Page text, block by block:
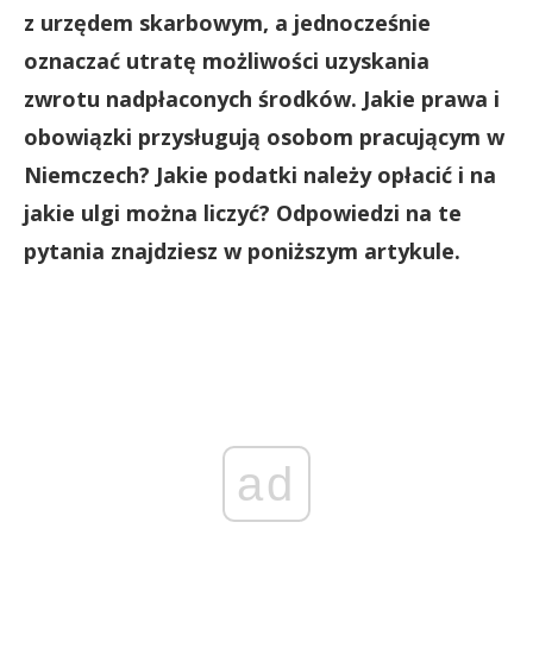
z urzędem skarbowym, a jednocześnie
oznaczać utratę możliwości uzyskania
zwrotu nadpłaconych środków. Jakie prawa i
obowiązki przysługują osobom pracującym w
Niemczech? Jakie podatki należy opłacić i na
jakie ulgi można liczyć? Odpowiedzi na te
pytania znajdziesz w poniższym artykule.
ad